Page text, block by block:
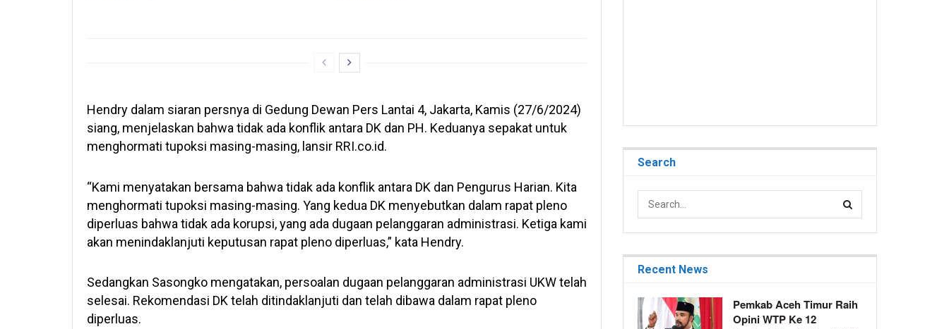
Hendry dalam siaran persnya di Gedung Dewan Pers Lantai 4, Jakarta, Kamis (27/6/2024)
siang, menjelaskan bahwa tidak ada konflik antara DK dan PH. Keduanya sepakat untuk
menghormati tupoksi masing-masing, lansir RRI.co.id.
“Kami menyatakan bersama bahwa tidak ada konflik antara DK dan Pengurus Harian. Kita
menghormati tupoksi masing-masing. Yang kedua DK menyebutkan dalam rapat pleno
diperluas bahwa tidak ada korupsi, yang ada dugaan pelanggaran administrasi. Ketiga kami
akan menindaklanjuti keputusan rapat pleno diperluas,” kata Hendry.
Sedangkan Sasongko mengatakan, persoalan dugaan pelanggaran administrasi UKW telah
selesai. Rekomendasi DK telah ditindaklanjuti dan telah dibawa dalam rapat pleno
diperluas.
Search
Recent News
Pemkab Aceh Timur Raih
Opini WTP Ke 12